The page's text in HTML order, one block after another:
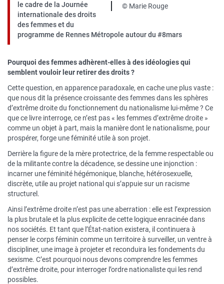
Légende
© Marie Rouge
le cadre de la Journée
internationale des droits
des femmes et du
programme de Rennes Métropole autour du #8mars
Pourquoi des femmes adhèrent-elles à des idéologies qui
semblent vouloir leur retirer des droits ?
Cette question, en apparence paradoxale, en cache une plus vaste :
que nous dit la présence croissante des femmes dans les sphères
d’extrême droite du fonctionnement du nationalisme lui-même ? Ce
que ce livre interroge, ce n’est pas « les femmes d’extrême droite »
comme un objet à part, mais la manière dont le nationalisme, pour
prospérer, forge une féminité utile à son projet.
Derrière la figure de la mère protectrice, de la femme respectable ou
de la militante contre la décadence, se dessine une injonction :
incarner une féminité hégémonique, blanche, hétérosexuelle,
discrète, utile au projet national qui s’appuie sur un racisme
structurel.
Ainsi l’extrême droite n’est pas une aberration : elle est l’expression
la plus brutale et la plus explicite de cette logique enracinée dans
nos sociétés. Et tant que l’État-nation existera, il continuera à
penser le corps féminin comme un territoire à surveiller, un ventre à
discipliner, une image à projeter et reconduira les fondements du
sexisme. C’est pourquoi nous devons comprendre les femmes
d’extrême droite, pour interroger l’ordre nationaliste qui les rend
possibles.